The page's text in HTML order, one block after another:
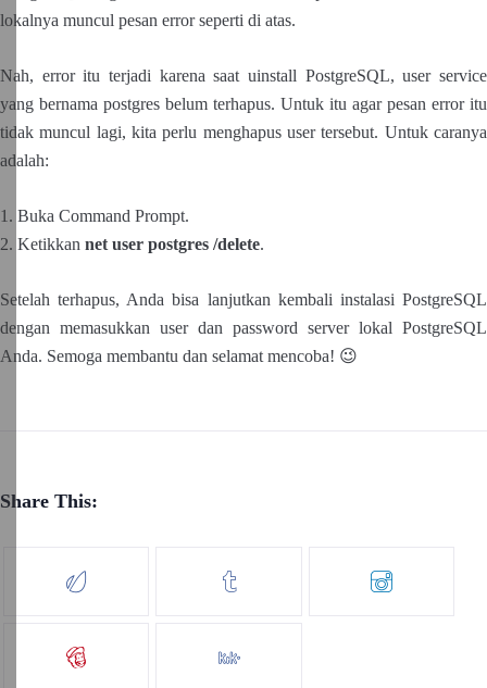
lokalnya muncul pesan error seperti di atas.
Nah, error itu terjadi karena saat uinstall PostgreSQL, user service
yang bernama postgres belum terhapus. Untuk itu agar pesan error itu
tidak muncul lagi, kita perlu menghapus user tersebut. Untuk caranya
adalah:
1. Buka Command Prompt.
2. Ketikkan net user postgres /delete.
Setelah terhapus, Anda bisa lanjutkan kembali instalasi PostgreSQL
dengan memasukkan user dan password server lokal PostgreSQL
Anda. Semoga membantu dan selamat mencoba! 😉
Share This: